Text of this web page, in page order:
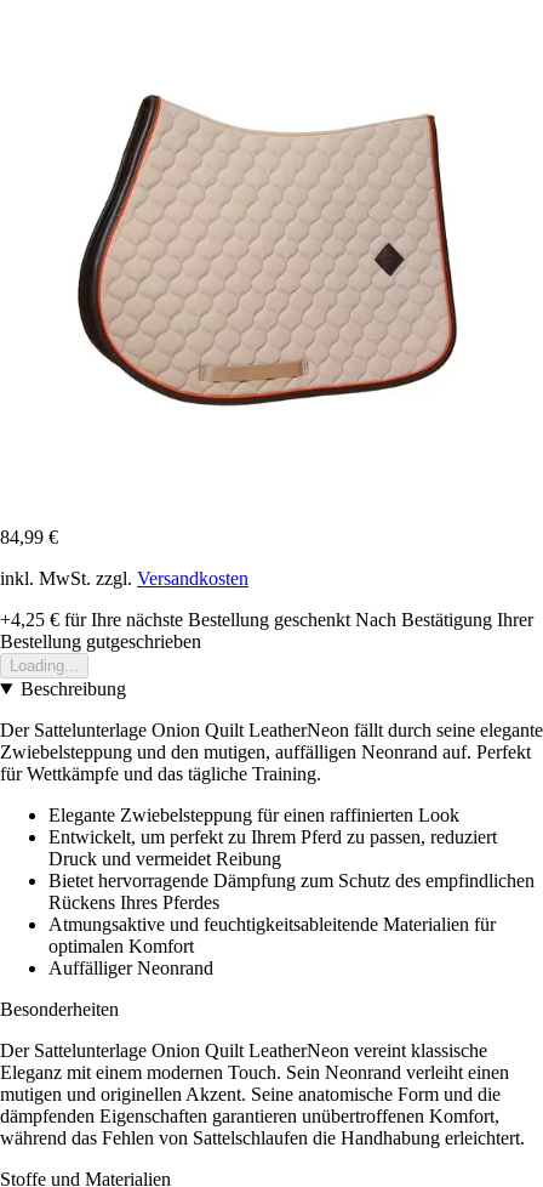
84,99 €
inkl. MwSt. zzgl. Versandkosten
+4,25 € für Ihre nächste Bestellung geschenkt Nach Bestätigung Ihrer
Bestellung gutgeschrieben
Loading...
Beschreibung
Der Sattelunterlage Onion Quilt LeatherNeon fällt durch seine elegante
Zwiebelsteppung und den mutigen, auffälligen Neonrand auf. Perfekt
für Wettkämpfe und das tägliche Training.
Elegante Zwiebelsteppung für einen raffinierten Look
Entwickelt, um perfekt zu Ihrem Pferd zu passen, reduziert
Druck und vermeidet Reibung
Bietet hervorragende Dämpfung zum Schutz des empfindlichen
Rückens Ihres Pferdes
Atmungsaktive und feuchtigkeitsableitende Materialien für
optimalen Komfort
Auffälliger Neonrand
Besonderheiten
Der Sattelunterlage Onion Quilt LeatherNeon vereint klassische
Eleganz mit einem modernen Touch. Sein Neonrand verleiht einen
mutigen und originellen Akzent. Seine anatomische Form und die
dämpfenden Eigenschaften garantieren unübertroffenen Komfort,
während das Fehlen von Sattelschlaufen die Handhabung erleichtert.
Stoffe und Materialien